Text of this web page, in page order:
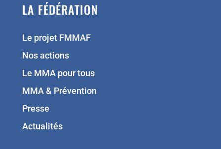
LA FÉDÉRATION
Le projet FMMAF
Nos actions
Le MMA pour tous
MMA & Prévention
Presse
Actualités